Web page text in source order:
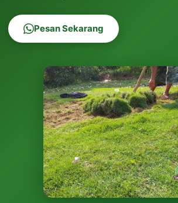
Pesan Sekarang